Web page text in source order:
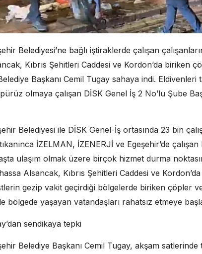
Belediyesi’ne bağlı iştiraklerde çalışan
Kıbrıs Şehitleri Caddesi ve Kordon’da biriken
Başkanı Cemil Tugay sahaya indi.
olmaya çalışan DİSK Genel İş 2 No’lu Şube
Belediyesi ile DİSK Genel-İş ortasında 23 bin
İZELMAN, İZENERJİ ve Egeşehir’de
ulaşım olmak üzere birçok hizmet durma
Alsancak, Kıbrıs Şehitleri Caddesi ve
gezip vakit geçirdiği bölgelerde biriken çöpler
bölgede yaşayan vatandaşları rahatsız etmeye
sendikaya tepki
Belediye Başkanı Cemil Tugay, akşam